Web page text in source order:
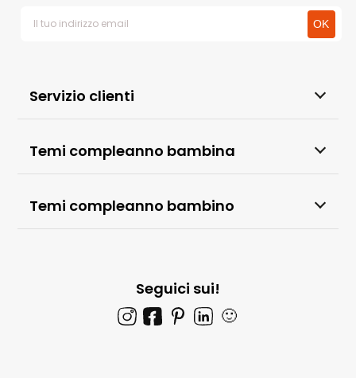
Servizio clienti
Temi compleanno bambina
Temi compleanno bambino
Seguici sui!
🙂